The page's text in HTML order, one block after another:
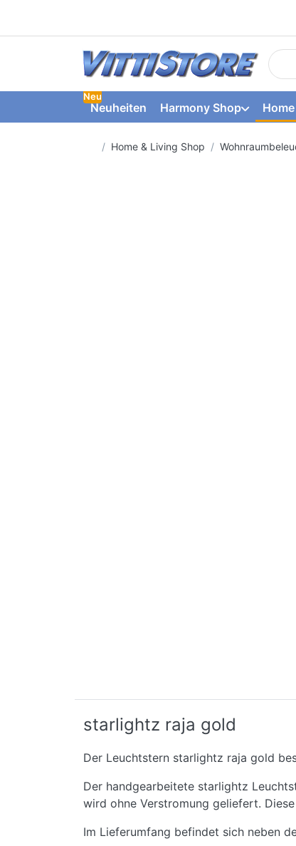
Neuheiten
Neu
Harmony Shop
Startseite
Home & Living Shop
starlightz raja gold
Der Leuchtstern starlightz raja gold
Der handgearbeitete starlightz
wird ohne Verstromung geliefert.
Im Lieferumfang befindet sich neben